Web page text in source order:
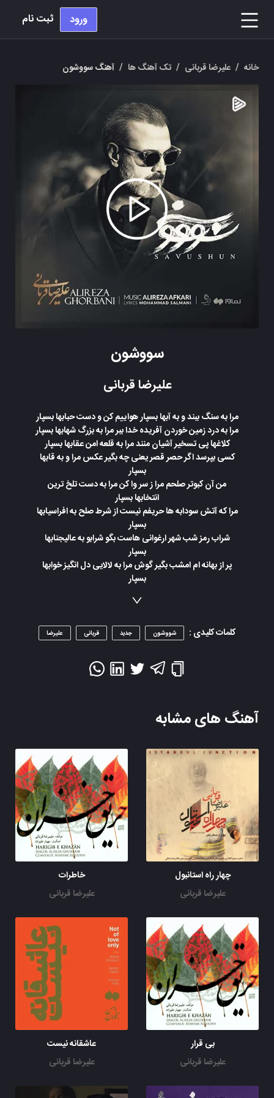
ورود ثبت نام
خانه / علیرضا قربانی / تک آهنگ ها / آهنگ سووشون
سووشون
علیرضا قربانی
مرا به سنگ ببند و به آبها بسپار هواییم کن و دست حبابها بسپار
مرا به درد زمین خوردن آفریده خدا ببر مرا به بزرگ شهابها بسپار
کلاغها پی تسخیر آشیان منند مرا به قلعه امن عقابها بسپار
کسی بپرسد اگر حصر قصر یعنی چه بگیر عکس مرا و به قابها
بسپار
من آن کبوتر صلحم مرا ز سر وا کن مرا به دست تلخ ترین
انتخابها بسپار
مرا که آتش سودابه ها حریفم نیست از شرط صلح به افراسیابها
بسپار
شراب رمز شب شهر ارغوانی هاست بگو شرابو به عالیجنابها
بسپار
پر از بهانه ام امشب بگیر گوش مرا به لالایی دل انگیز خوابها
بسپار
کلمات کلیدی : شووشون جدید قربانی علیرضا
آهنگ های مشابه
چهار راه استانبول
علیرضا قربانی
خاطرات
علیرضا قربانی
بی قرار
علیرضا قربانی
عاشقانه نیست
علیرضا قربانی